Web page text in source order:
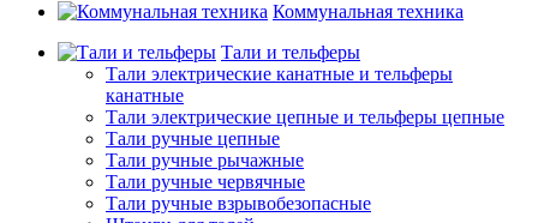
Коммунальная техника
Тали и тельферы
Тали электрические канатные и тельферы
канатные
Тали электрические цепные и тельферы цепные
Тали ручные цепные
Тали ручные рычажные
Тали ручные червячные
Тали ручные взрывобезопасные